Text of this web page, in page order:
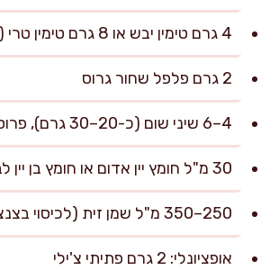
4 גרם טימין יבש או 8 גרם טימין טרי (עלים בלבד)
2 גרם פלפל שחור גרוס
4–6 שיני שום (כ-20–30 גרם), פרוסות דק
30 מ"ל חומץ יין אדום או חומץ בן יין לבן
250–350 מ"ל שמן זית (לכיסוי בצנצנת)
אופציונלי: 2 גרם פתיתי צ'ילי